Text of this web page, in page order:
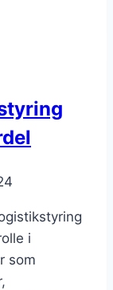
i
som